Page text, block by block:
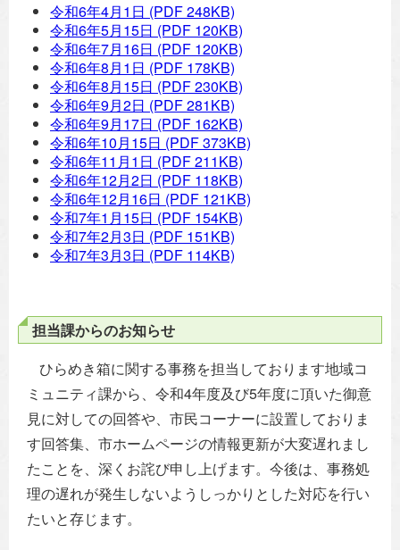
令和6年4月1日 (PDF 248KB)
令和6年5月15日 (PDF 120KB)
令和6年7月16日 (PDF 120KB)
令和6年8月1日 (PDF 178KB)
令和6年8月15日 (PDF 230KB)
令和6年9月2日 (PDF 281KB)
令和6年9月17日 (PDF 162KB)
令和6年10月15日 (PDF 373KB)
令和6年11月1日 (PDF 211KB)
令和6年12月2日 (PDF 118KB)
令和6年12月16日 (PDF 121KB)
令和7年1月15日 (PDF 154KB)
令和7年2月3日 (PDF 151KB)
令和7年3月3日 (PDF 114KB)
担当課からのお知らせ
ひらめき箱に関する事務を担当しております地域コ
ミュニティ課から、令和4年度及び5年度に頂いた御意
見に対しての回答や、市民コーナーに設置しておりま
す回答集、市ホームページの情報更新が大変遅れまし
たことを、深くお詫び申し上げます。今後は、事務処
理の遅れが発生しないようしっかりとした対応を行い
たいと存じます。